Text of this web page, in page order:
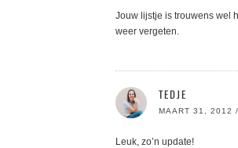
Jouw lijstje is trouwens wel
weer vergeten.
TEDJE
MAART 31, 2012
Leuk, zo’n update!